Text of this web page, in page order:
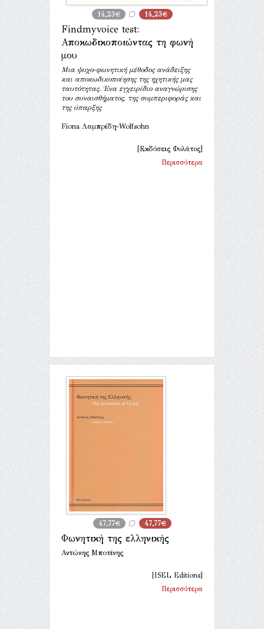
14,23€ 14,23€
Findmyvoice test:
Αποκωδικοποιώντας τη φωνή
μου
Μια ψυχο-φωνητική μέθοδος ανάδειξης
και αποκωδικοποίησης της ηχητικής μας
ταυτότητας. Ένα εγχειρίδιο αναγνώρισης
του συναισθήματος, της συμπεριφοράς και
της ύπαρξης
Fiona Λαμπρίδη-Wolfsohn
[Εκδόσεις Φυλάτος]
Περισσότερα
47,77€ 47,77€
Φωνητική της ελληνικής
Αντώνης Μποτίνης
[ISEL Editions]
Περισσότερα